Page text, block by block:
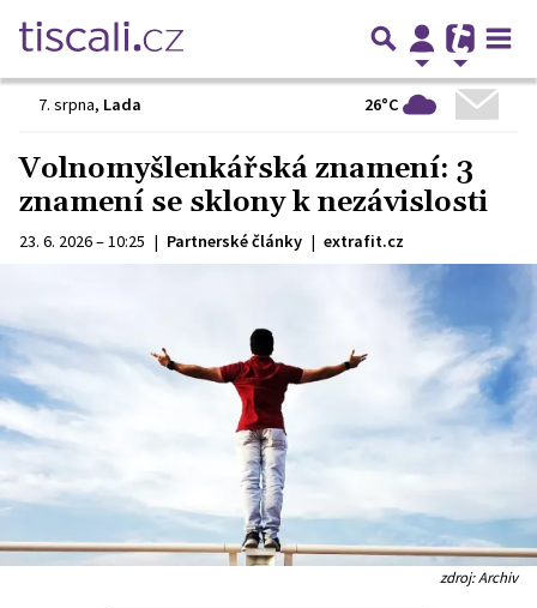
7. srpna, Lada 26°C
Volnomyšlenkářská znamení: 3
znamení se sklony k nezávislosti
23. 6. 2026 – 10:25 | Partnerské články | extrafit.cz
zdroj: Archiv